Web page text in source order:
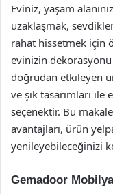
Eviniz, yaşam
uzaklaşmak,
rahat hissetmek için
evinizin
doğrudan etkileyen
ve şık tasarımları
seçenektir. Bu
avantajları, ürün
yenileyebileceğinizi
Gemadoor